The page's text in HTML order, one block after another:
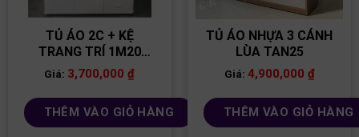
TỦ ÁO 2C + KỆ
TRANG TRÍ 1M20
TAN16
Giá: 3,700,000₫
THÊM VÀO GIỎ HÀNG
TỦ ÁO NHỰA 3 CÁNH
LÙA TAN25
Giá: 4,900,000 ₫
THÊM VÀO GIỎ HÀNG